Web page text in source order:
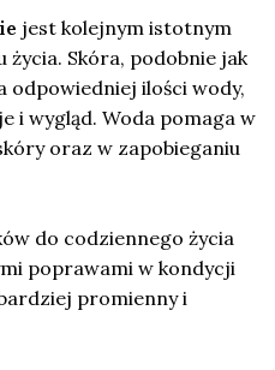
jest kolejnym istotnym
Skóra, podobnie jak
odpowiedniej ilości wody,
i wygląd. Woda pomaga w
oraz w zapobieganiu
do codziennego życia
poprawami w kondycji
promienny i